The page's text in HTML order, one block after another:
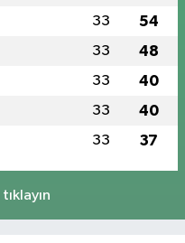
33 54
33 48
33 40
33 40
33 37